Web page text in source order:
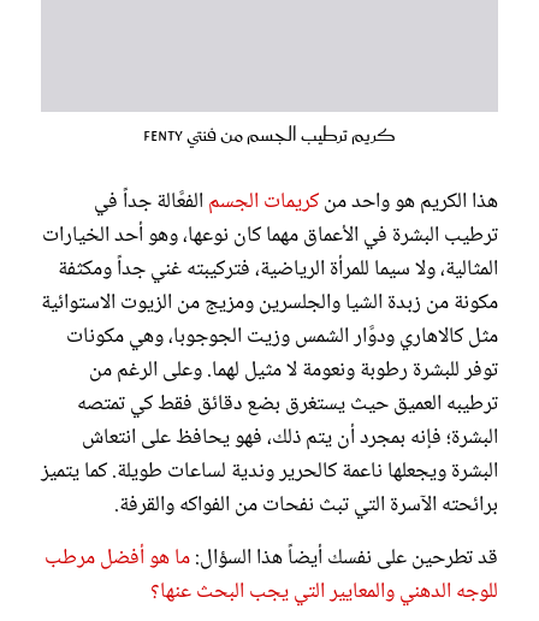
كريم ترطيب الجسم من فنتي Fenty
هذا الكريم هو واحد منكريمات الجسم الفعَّالة جداً في
ترطيب البشرة في الأعماق مهما كان نوعها، وهو أحد الخيارات
المثالية، ولا سيما للمرأة الرياضية، فتركيبته غني جداً ومكثفة
مكونة من زبدة الشيا والجلسرين ومزيج من الزيوت الاستوائية
مثل كالاهاري ودوَّار الشمس وزيت الجوجوبا، وهي مكونات
توفر للبشرة رطوبة ونعومة لا مثيل لهما. وعلى الرغم من
ترطيبه العميق حيث يستغرق بضع دقائق فقط كي تمتصه
البشرة؛ فإنه بمجرد أن يتم ذلك، فهو يحافظ على انتعاش
البشرة ويجعلها ناعمة كالحرير وندية لساعات طويلة. كما يتميز
برائحته الآسرة التي تبث نفحات من الفواكه والقرفة.
قد تطرحين على نفسك أيضاً هذا السؤال:ما هو أفضل مرطب
للوجه الدهني والمعايير التي يجب البحث عنها؟